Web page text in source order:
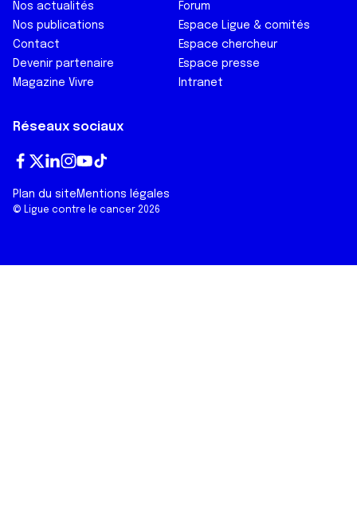
Nos actualités
Nos publications
Contact
Devenir partenaire
Magazine Vivre
Forum
Espace Ligue & comités
Espace chercheur
Espace presse
Intranet
Réseaux sociaux
ce
bo
wi
tt
ke
dI
st
ag
ut
ub
To
k
© Ligue contre le cancer 2026
Plan du site Mentions légales